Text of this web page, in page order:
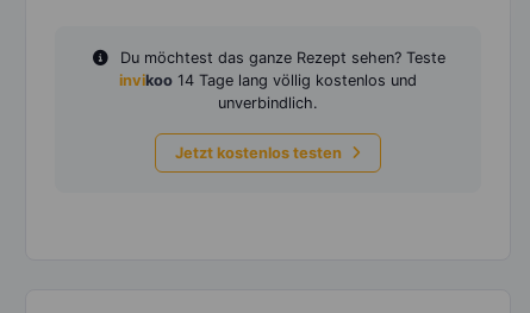
Du möchtest das ganze Rezept sehen? Teste
invikoo 14 Tage lang völlig kostenlos und
unverbindlich.
Jetzt kostenlos testen